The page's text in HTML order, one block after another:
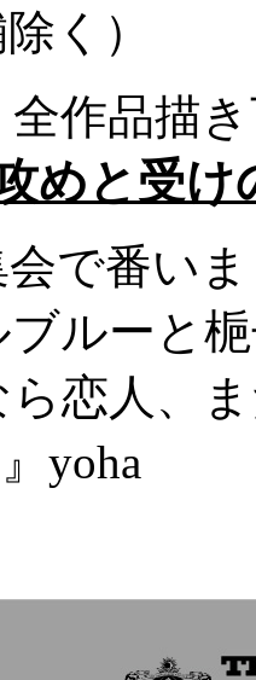
く）
作品描
めと受
会で番い
ブルーと
ら恋人、
yoha